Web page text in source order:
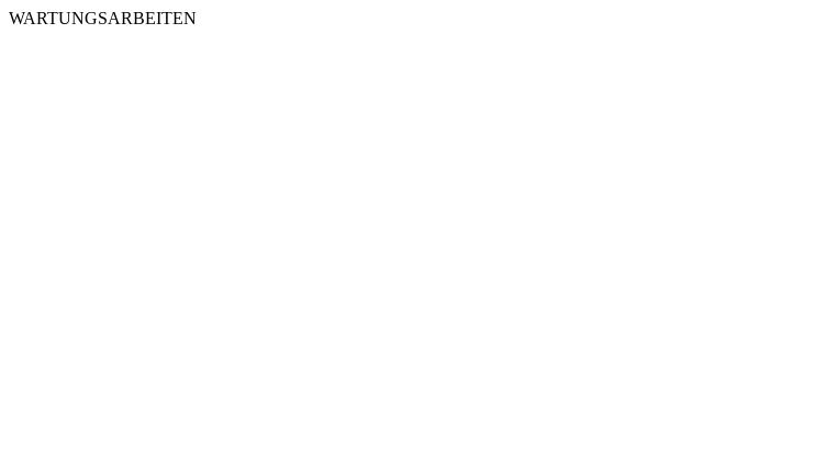
WARTUNGSARBEITEN